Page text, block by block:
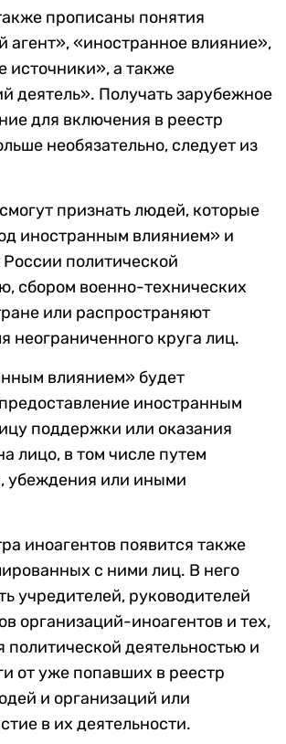
прописаны понятия
агент», «иностранное влияние»,
источники», а также
деятель». Получать зарубежное
для включения в реестр
необязательно, следует из
признать людей, которые
иностранным влиянием» и
политической
сбором военно-технических
или распространяют
неограниченного круга лиц.
влиянием» будет
иностранным
поддержки или оказания
лицо, в том числе путем
убеждения или иными
иноагентов появится также
с ними лиц. В него
учредителей, руководителей
организаций-иноагентов и тех,
политической деятельностью и
от уже попавших в реестр
и организаций или
в их деятельности.